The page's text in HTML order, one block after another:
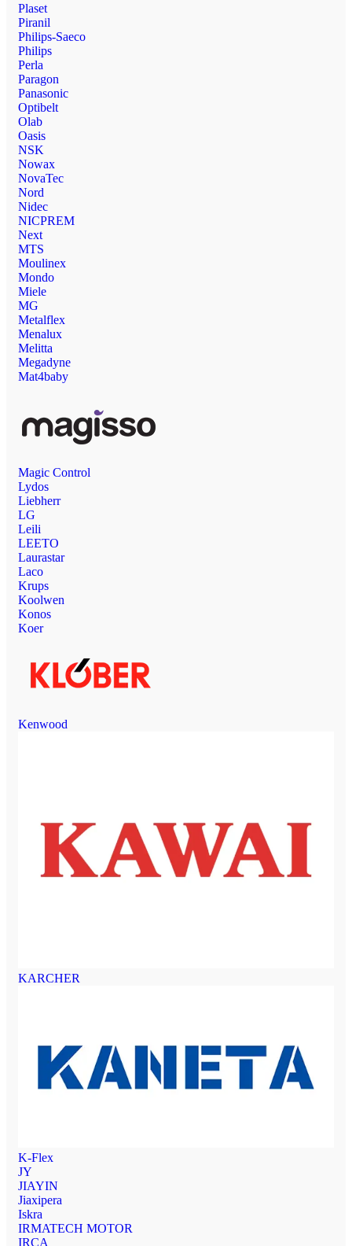
Plaset
Piranil
Philips-Saeco
Philips
Perla
Paragon
Panasonic
Optibelt
Olab
Oasis
NSK
Nowax
NovaTec
Nord
Nidec
NICPREM
Next
MTS
Moulinex
Mondo
Miele
MG
Metalflex
Menalux
Melitta
Megadyne
Mat4baby
Magic Control
Lydos
Liebherr
LG
Leili
LEETO
Laurastar
Laco
Krups
Koolwen
Konos
Koer
Kenwood
KARCHER
K-Flex
JY
JIAYIN
Jiaxipera
Iskra
IRMATECH MOTOR
IRCA